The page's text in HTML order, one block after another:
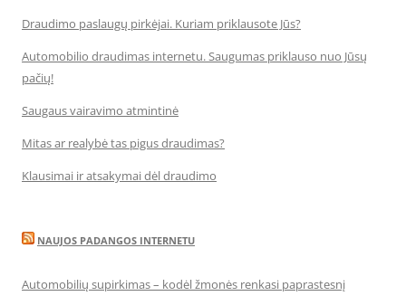
Draudimo paslaugų pirkėjai. Kuriam priklausote Jūs?
Automobilio draudimas internetu. Saugumas priklauso nuo Jūsų
pačių!
Saugaus vairavimo atmintinė
Mitas ar realybė tas pigus draudimas?
Klausimai ir atsakymai dėl draudimo
NAUJOS PADANGOS INTERNETU
Automobilių supirkimas – kodėl žmonės renkasi paprastesnį